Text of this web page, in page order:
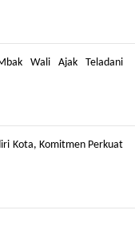
Wali Ajak Teladani
Kota, Komitmen Perkuat